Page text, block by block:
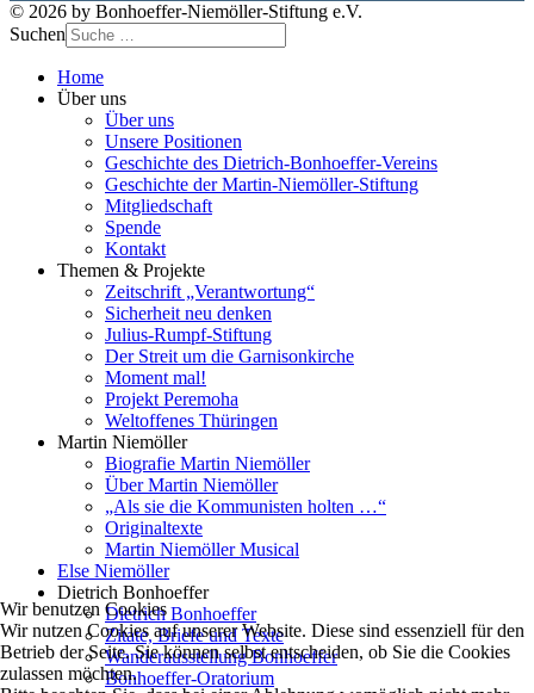
© 2026 by Bonhoeffer-Niemöller-Stiftung e.V.
Suchen
Home
Über uns
Über uns
Unsere Positionen
Geschichte des Dietrich-Bonhoeffer-Vereins
Geschichte der Martin-Niemöller-Stiftung
Mitgliedschaft
Spende
Kontakt
Themen & Projekte
Zeitschrift „Verantwortung“
Sicherheit neu denken
Julius-Rumpf-Stiftung
Der Streit um die Garnisonkirche
Moment mal!
Projekt Peremoha
Weltoffenes Thüringen
Martin Niemöller
Biografie Martin Niemöller
Über Martin Niemöller
„Als sie die Kommunisten holten …“
Originaltexte
Martin Niemöller Musical
Else Niemöller
Dietrich Bonhoeffer
Dietrich Bonhoeffer
Zitate, Briefe und Texte
Wanderausstellung Bonhoeffer
Bonhoeffer-Oratorium
Wir benutzen Cookies
Wir nutzen Cookies auf unserer Website. Diese sind essenziell für den
Betrieb der Seite. Sie können selbst entscheiden, ob Sie die Cookies
zulassen möchten.